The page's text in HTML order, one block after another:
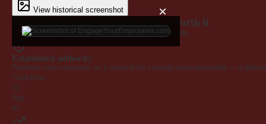
View historical screenshot ×
Why EngageYourEmployees.com is worth it
Every claim below is backed by verified third-party data.
Established authority
Premium .com extension on a name that's instantly understandable — a
Trust Flow
23
Age
6y